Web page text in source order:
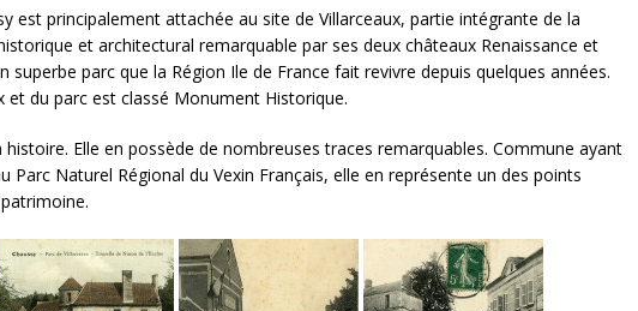
est principalement attachée au site de Villarceaux, partie intégrante de la
et architectural remarquable par ses deux châteaux Renaissance et
superbe parc que la Région Ile de France fait revivre depuis quelques années.
et du parc est classé Monument Historique.
histoire. Elle en possède de nombreuses traces remarquables. Commune ayant
Parc Naturel Régional du Vexin Français, elle en représente un des points